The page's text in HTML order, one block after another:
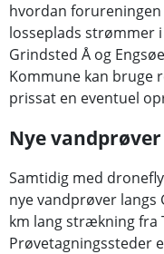
hvordan
losseplads strømmer
Grindsted Å og
Kommune kan bruge
prissat en eventuel
Nye vandprøver
Samtidig med
nye vandprøver langs
km lang strækning fra
Prøvetagningssteder